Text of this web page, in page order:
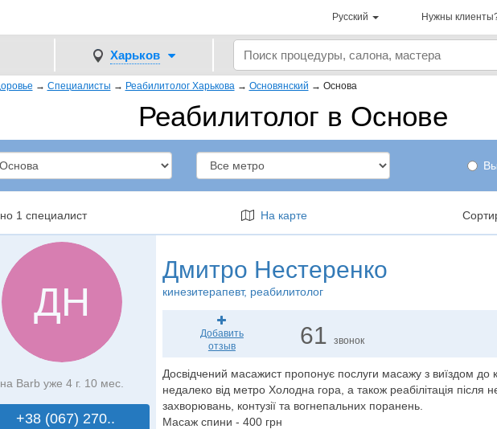
Русский Нужны
Харьков
→ Специалисты → Реабилитолог Харькова → Основянский → Основа
Реабилитолог в Основе
1 специалист На карте
ДН
на Barb уже 4 г. 10 мес.
+38 (067) 270..
Дмитро Нестеренко
кинезитерапевт, реабилитолог
Добавить
отзыв
61 звонок
Досвідчений масажист пропонує послуги масажу з виїздом до
недалеко від метро Холодна гора, а також реабілітація після
захворювань, контузії та вогнепальних поранень.
Масаж спини - 400 грн